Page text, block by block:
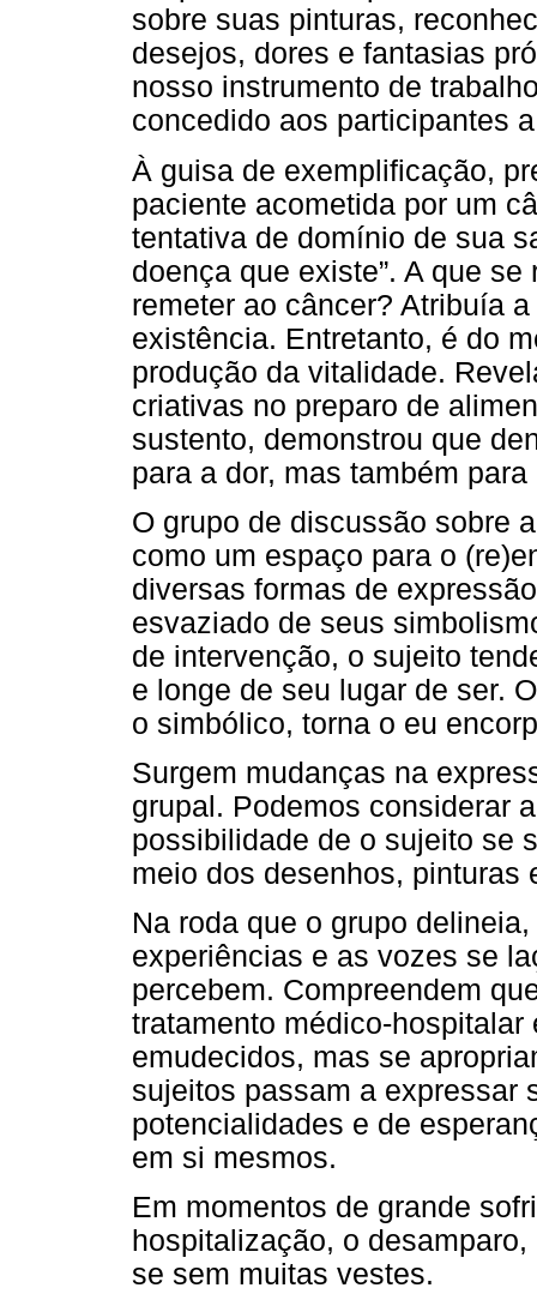
sobre suas pinturas,
desejos, dores e fantasias
nosso instrumento de
concedido aos participantes
À guisa de exemplificação,
paciente acometida por um
tentativa de domínio de sua
doença que existe”. A que
remeter ao câncer? Atribuía
existência. Entretanto, é do
produção da vitalidade.
criativas no preparo de
sustento, demonstrou que
para a dor, mas também
O grupo de discussão sobre
como um espaço para o
diversas formas de
esvaziado de seus
de intervenção, o sujeito
e longe de seu lugar de ser.
o simbólico, torna o eu
Surgem mudanças na
grupal. Podemos considerar
possibilidade de o sujeito se
meio dos desenhos, pinturas
Na roda que o grupo
experiências e as vozes se
percebem. Compreendem
tratamento médico-
emudecidos, mas se
sujeitos passam a expressar
potencialidades e de
em si mesmos.
Em momentos de grande
hospitalização, o
se sem muitas vestes.